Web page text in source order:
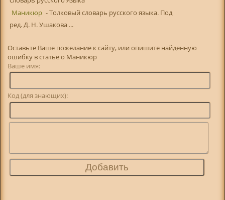
Маникюр - Толковый словарь русского языка. Под
ред. Д. Н. Ушакова ...
Оставьте Ваше пожелание к сайту, или опишите найденную
ошибку в статье о Маникюр
Ваше имя:
Код (для знающих):